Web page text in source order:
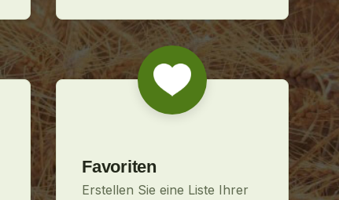
Favoriten
Erstellen Sie eine Liste Ihrer